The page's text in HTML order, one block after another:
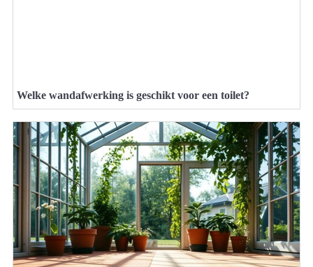
Welke wandafwerking is geschikt voor een toilet?